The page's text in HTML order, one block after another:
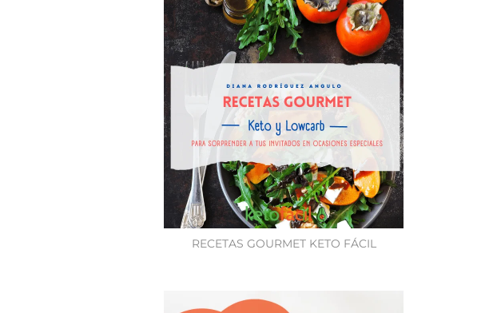
RECETAS GOURMET KETO FÁCIL